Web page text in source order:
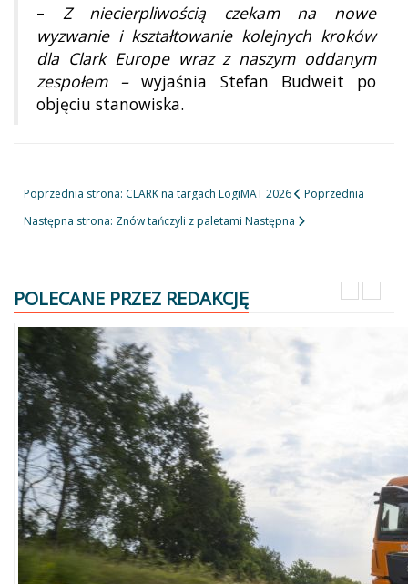
– Z niecierpliwością czekam na nowe
wyzwanie i kształtowanie kolejnych kroków
dla Clark Europe wraz z naszym oddanym
zespołem –wyjaśnia Stefan Budweit po
objęciu stanowiska.
Poprzednia strona: CLARK na targach LogiMAT 2026
Poprzednia
Następna strona: Znów tańczyli z paletami Następna
POLECANE PRZEZ REDAKCJĘ